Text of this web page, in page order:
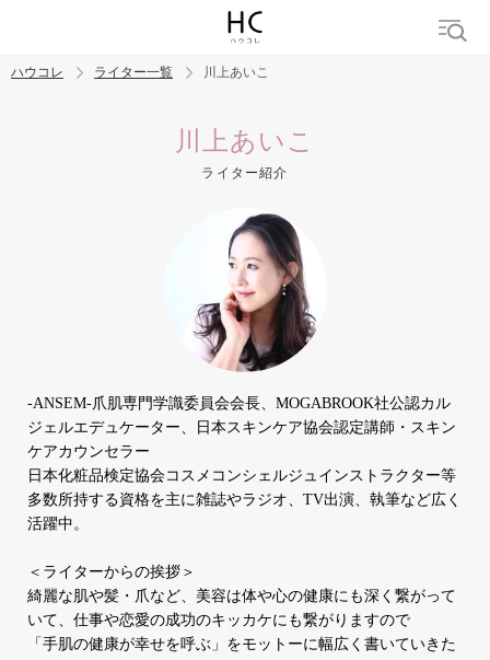
男の本音
ハウコレ ライター一覧 川上あいこ
川上あいこ
ライター紹介
-ANSEM-爪肌専門学識委員会会長、MOGABROOK社公認カル
ジェルエデュケーター、日本スキンケア協会認定講師・スキン
ケアカウンセラー
日本化粧品検定協会コスメコンシェルジュインストラクター等
多数所持する資格を主に雑誌やラジオ、TV出演、執筆など広く
活躍中。
＜ライターからの挨拶＞
綺麗な肌や髪・爪など、美容は体や心の健康にも深く繋がって
いて、仕事や恋愛の成功のキッカケにも繋がりますので
「手肌の健康が幸せを呼ぶ」をモットーに幅広く書いていきた